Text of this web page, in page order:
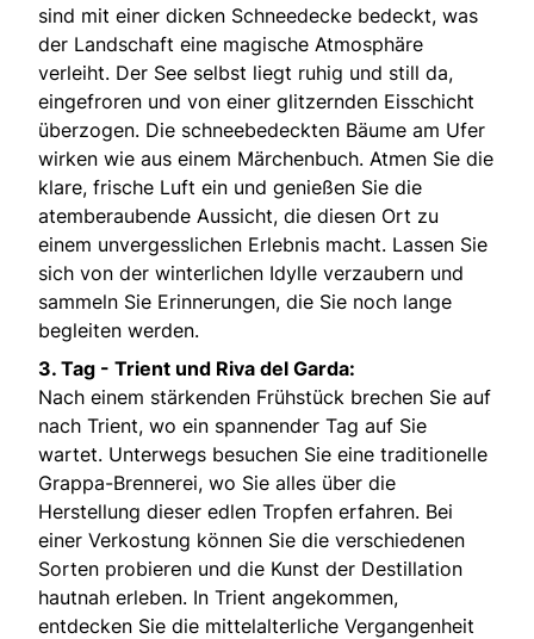
sind mit einer dicken Schneedecke bedeckt, was
der Landschaft eine magische Atmosphäre
verleiht. Der See selbst liegt ruhig und still da,
eingefroren und von einer glitzernden Eisschicht
überzogen. Die schneebedeckten Bäume am Ufer
wirken wie aus einem Märchenbuch. Atmen Sie die
klare, frische Luft ein und genießen Sie die
atemberaubende Aussicht, die diesen Ort zu
einem unvergesslichen Erlebnis macht. Lassen Sie
sich von der winterlichen Idylle verzaubern und
sammeln Sie Erinnerungen, die Sie noch lange
begleiten werden.
3. Tag - Trient und Riva del Garda:
Nach einem stärkenden Frühstück brechen Sie auf
nach Trient, wo ein spannender Tag auf Sie
wartet. Unterwegs besuchen Sie eine traditionelle
Grappa-Brennerei, wo Sie alles über die
Herstellung dieser edlen Tropfen erfahren. Bei
einer Verkostung können Sie die verschiedenen
Sorten probieren und die Kunst der Destillation
hautnah erleben. In Trient angekommen,
entdecken Sie die mittelalterliche Vergangenheit